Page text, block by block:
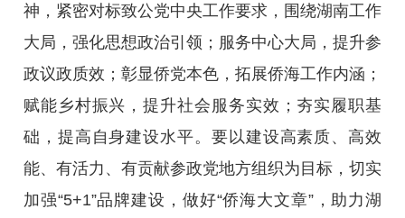
神，紧密对标致公党中央工作要求，围绕湖南工作
大局，强化思想政治引领；服务中心大局，提升参
政议政质效；彰显侨党本色，拓展侨海工作内涵；
赋能乡村振兴，提升社会服务实效；夯实履职基
础，提高自身建设水平。要以建设高素质、高效
能、有活力、有贡献参政党地方组织为目标，切实
加强“5+1”品牌建设，做好“侨海大文章”，助力湖